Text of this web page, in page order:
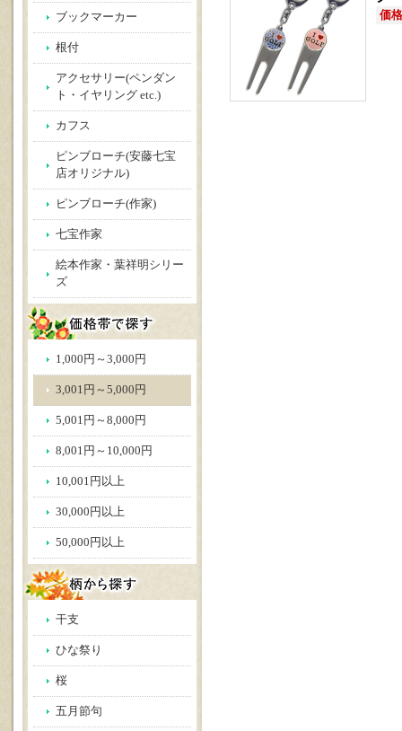
ブックマーカー
根付
アクセサリー(ペンダン
ト・イヤリング etc.)
カフス
ピンブローチ(安藤七宝
店オリジナル)
ピンブローチ(作家)
七宝作家
絵本作家・葉祥明シリー
ズ
1,000円～3,000円
3,001円～5,000円
5,001円～8,000円
8,001円～10,000円
10,001円以上
30,000円以上
50,000円以上
干支
ひな祭り
桜
五月節句
価